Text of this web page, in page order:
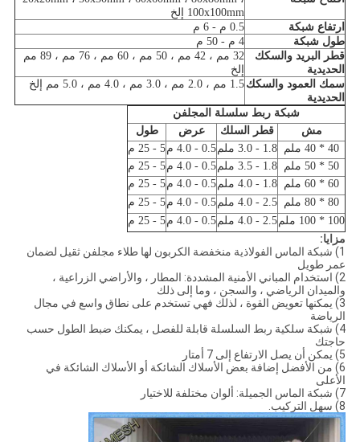
100x100mm إلخ
ارتفاع شبكة
0.5 م - 6 م
طول شبكة
4 م - 50 م
قطر البريد والسكك
الحديدية
32 مم ، 42 مم ، 50 مم ، 60 مم ، 76 مم ، 89 مم
إلخ
سمك العمود والسكك
الحديدية
1.5 مم ، 2.0 مم ، 3.0 مم ، 4.0 مم ، 5.0 مم إلخ
شبكة ربط سلسلة المجلفن
مش
قطر السلك عرض
طول
40 * 40 ملم
1.8 - 3.0 ملم 0.5 - 4.0 م
5 - 25 م
50 * 50 ملم
1.8 - 3.5 ملم 0.5 - 4.0 م
5 - 25 م
60 * 60 ملم
1.8 - 4.0 ملم 0.5 - 4.0 م
5 - 25 م
80 * 80 ملم
2.5 - 4.0 ملم 0.5 - 4.0 م
5 - 25 م
100 * 100 ملم
2.5 - 4.0 ملم 0.5 - 4.0 م 5 - 25 م
مزايا:
1) شبكة الماس الفولاذية منخفضة الكربون لها طلاء مجلفن ثقيل لضمان
عمر طويل
2) استخدام المباني الأمنية المشددة: المطار ، والأراضي الزراعية ،
والميدان الرياضي ، والسجن ، وما إلى ذلك
3) يمكنها تعويض القوة ، لذلك فهي تستخدم على نطاق واسع في مجال
الرياضة
4) شبكة سلكية ربط السلسلة قابلة للفصل ، يمكنك ضبط الطول حسب
حاجتك
5) يمكن أن يصل الارتفاع إلى 7 أمتار
6) من الأفضل إضافة بعض الأسلاك الشائكة أو الأسلاك الشائكة في
الأعلى
7) شبكة الماس الجميلة: ألوان مختلفة للاختيار
8) سهل التركيب.